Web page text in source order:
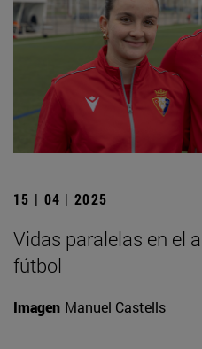
15 | 04 | 2025
Vidas paralelas en el
fútbol
Imagen Manuel Castells